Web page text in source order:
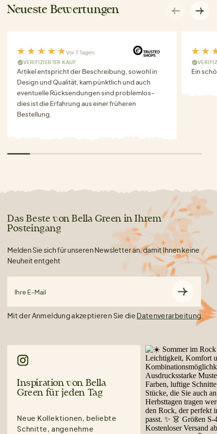
Neueste Bewertungen
Vor 7 Tagen
VERIFIZIERTER KAUF
Artikel entspricht der Beschreibung, sowohl in
Design und Qualität, kam pünktlich und auch
eventuelle Rücksendungen sind problemlos-
dies ist die Erfahrung aus einer früheren
Bestellung.
Ein
Das Beste von Bella Green in Ihrem
Posteingang
Melden Sie sich für unseren Newsletter an, damit Ihnen keine
Neuheit entgeht
Ihre E-Mail
Mit der Anmeldung akzeptieren Sie die Datenverarbeitung.
Inspiration von Bella
Green für jeden Tag
Neue Kollektionen, beliebte
Schnitte, angenehme